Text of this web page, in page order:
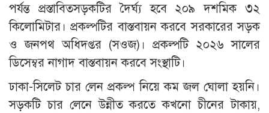
পর্যন্ত প্রস্তাবিতসড়কটির দৈর্ঘ্য হবে ২০৯ দশমিক ৩২
কিলোমিটার। প্রকল্পটির বাস্তবায়ন করবে সরকারের সড়ক
ও জনপথ অধিদপ্তর (সওজ)। প্রকল্পটি ২০২৬ সালের
ডিসেম্বর নাগাদ বাস্তবায়ন করবে সংস্থাটি।
ঢাকা-সিলেট চার লেন প্রকল্প নিয়ে কম জল ঘোলা হয়নি।
সড়কটি চার লেনে উন্নীত করতে কখনো চীনের টাকায়,